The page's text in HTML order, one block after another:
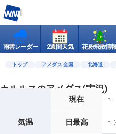
雨雲レーダー 2週間天気 花粉飛散情報
トップ アメダス 全国 北海道
カルルスのアメダス(実況)
気温
現在 - ℃
日最高 - ℃